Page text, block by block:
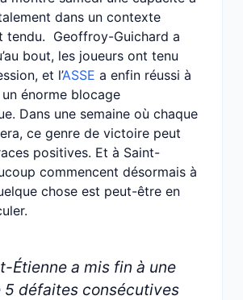
dans un contexte
tendu. Geoffroy-Guichard a
bout, les joueurs ont tenu
et l’ASSE a enfin réussi à
énorme blocage
Dans une semaine où chaque
ce genre de victoire peut
positives. Et à Saint-
commencent désormais à
chose est peut-être en
Étienne a mis fin à une
5 défaites consécutives